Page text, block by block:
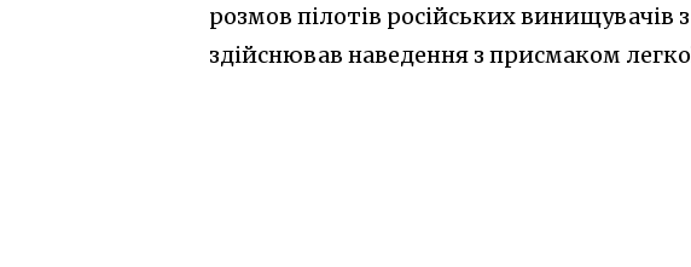
розмов пілотів російських винищувачів
здійснював наведення з присмаком